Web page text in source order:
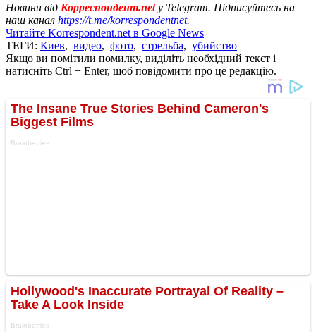
Новини від Корреспондент.net у Telegram. Підписуйтесь на
наш канал https://t.me/korrespondentnet.
Читайте Korrespondent.net в Google News
ТЕГИ: Киев, видео, фото, стрельба, убийство
Якщо ви помітили помилку, виділіть необхідний текст і
натисніть Ctrl + Enter, щоб повідомити про це редакцію.